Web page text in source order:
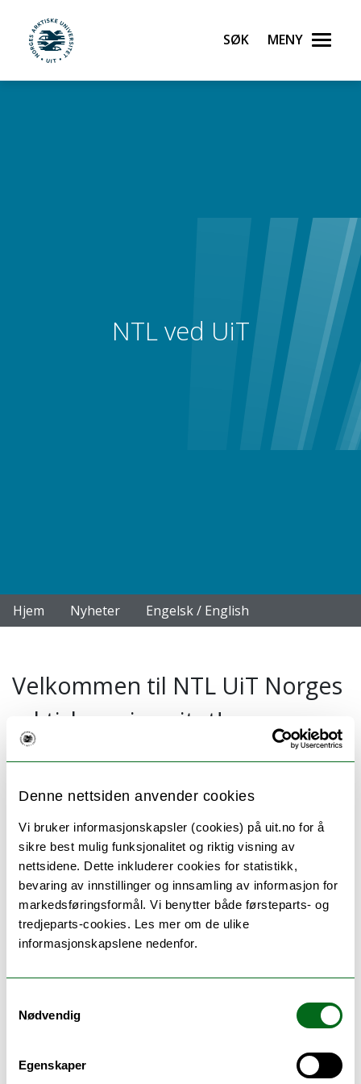
Denne nettsiden anvender cookies
Vi bruker informasjonskapsler (cookies) på uit.no for å
sikre best mulig funksjonalitet og riktig visning av
nettsidene. Dette inkluderer cookies for statistikk,
bevaring av innstillinger og innsamling av informasjon for
markedsføringsformål. Vi benytter både førsteparts- og
tredjeparts-cookies. Les mer om de ulike
informasjonskapslene nedenfor.
Nødvendig
Egenskaper
UiT Noregs arktiske universitet
Søk Meny
NTL ved UiT
Hjem Nyheter Engelsk / English
Velkommen til NTL UiT Norges
arktiske universitet!
Fusjonen mellom UiT og
Høgskolen i Finnmark er nå en
realitet og vi jobber alle ved
UiT Norges arktiske universitet.
Styret i NTL vil spesielt ønske
våre 70 nye medlemmer fra
tidligere HiF velkommen!
Fusjonen berører i første rekke ansatte i Alta og
Hammerfest. For NTL er det en prioritert oppgave å
ivareta våre medlemmer på en god måte i
mellom NTL-tillitsvalgte i Tromsø og Alta.
Hovedtillitsvalgt har deltatt på medlemsmøter i Alta